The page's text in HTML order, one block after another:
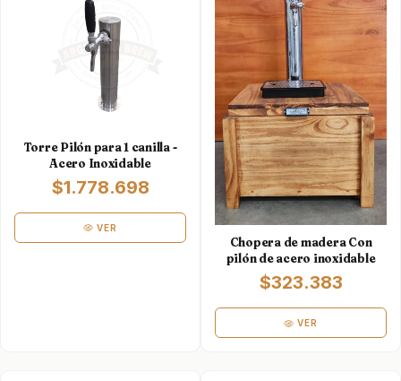
Torre Pilón para 1 canilla -
Acero Inoxidable
$1.778.698
VER
Chopera de madera Con
pilón de acero inoxidable
$323.383
VER